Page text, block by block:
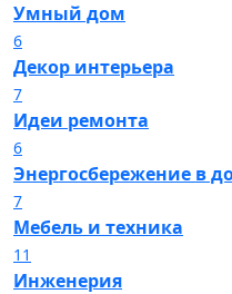
Умный дом
6
Декор интерьера
7
Идеи ремонта
6
Энергосбережение в
7
Мебель и техника
11
Инженерия